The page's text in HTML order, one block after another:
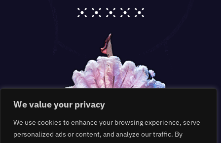
We value your privacy
We use cookies to enhance your browsing experience, serve
personalized ads or content, and analyze our traffic. By